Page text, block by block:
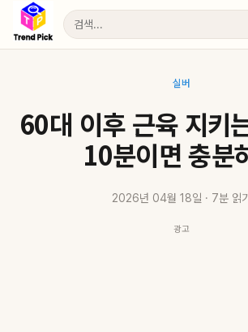
실버
60대 이후 근육 지키
10분이면 충분
2026년 04월 18일 · 7분 읽기
광고